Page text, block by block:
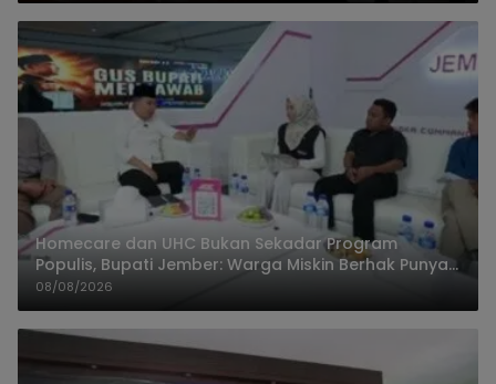
Homecare dan UHC Bukan Sekadar Program
Populis, Bupati Jember: Warga Miskin Berhak Punya
Akses Dokter Keluarga
08/08/2026